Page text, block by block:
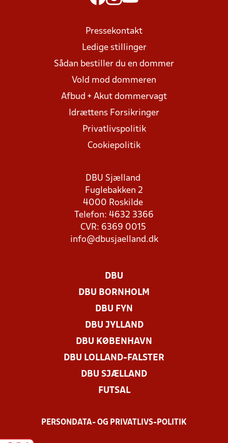
Pressekontakt
Ledige stillinger
Sådan bestiller du en dommer
Vold mod dommeren
Afbud + Akut dommervagt
Idrættens Forsikringer
Privatlivspolitik
Cookiepolitik
DBU Sjælland
Fuglebakken 2
4000 Roskilde
Telefon: 4632 3366
CVR: 6369 0015
info@dbusjaelland.dk
DBU
DBU BORNHOLM
DBU FYN
DBU JYLLAND
DBU KØBENHAVN
DBU LOLLAND-FALSTER
DBU SJÆLLAND
FUTSAL
PERSONDATA- OG PRIVATLIVS-POLITIK